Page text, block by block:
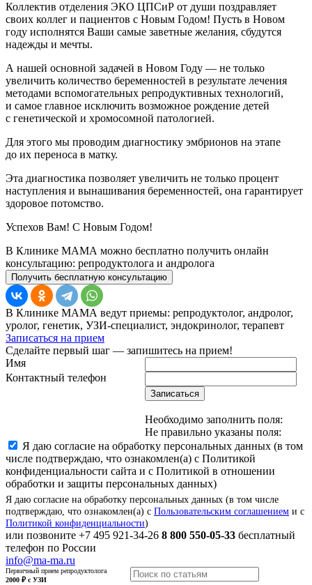
Коллектив отделения ЭКО ЦПСиР от души поздравляет
своих коллег и пациентов с Новым Годом! Пусть в Новом
году исполнятся Ваши самые заветные желания, сбудутся
надежды и мечты.
А нашей основной задачей в Новом Году — не только
увеличить количество беременностей в результате лечения
методами вспомогательных репродуктивных технологий,
и самое главное исключить возможное рождение детей
с генетической и хромосомной патологией.
Для этого мы проводим диагностику эмбрионов на этапе
до их переноса в матку.
Эта диагностика позволяет увеличить не только процент
наступления и вынашивания беременностей, она гарантирует
здоровое потомство.
Успехов Вам! С Новым Годом!
В Клинике МАМА можно бесплатно получить онлайн
консультацию: репродуктолога и андролога
Получить бесплатную консультацию
В Клинике МАМА ведут приемы: репродуктолог, андролог,
уролог, генетик, УЗИ-специалист, эндокринолог, терапевт
Записаться на прием
Сделайте первый шаг — запишитесь на прием!
Имя
Контактный телефон
Записаться
Необходимо заполнить поля:
Не правильно указаны поля:
Я даю согласие на обработку персональных данных (в том
числе подтверждаю, что ознакомлен(а) с Политикой
конфиденциальности сайта и с Политикой в отношении
обработки и защиты персональных данных)
Я даю согласие на обработку персональных данных (в том числе
подтверждаю, что ознакомлен(а) с Пользовательским соглашением и с
Политикой конфиденциальности)
или позвоните +7 495 921-34-26 8 800 550-05-33 бесплатный
телефон по России
info@ma-ma.ru
Первичный прием репродуктолога
2000 ₽ с УЗИ